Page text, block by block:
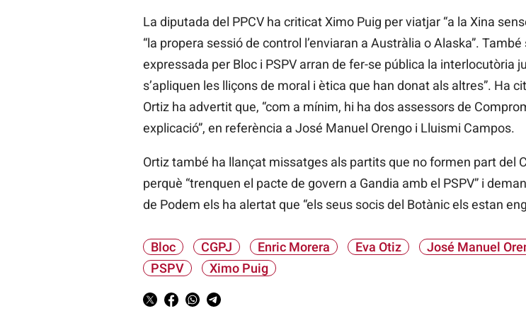
La diputada del PPCV ha criticat Ximo Puig per viatjar “a la Xina
“la propera sessió de control l’enviaran a Austràlia o Alaska”.
expressada per Bloc i PSPV arran de fer-se pública la interlocutòria
s’apliquen les lliçons de moral i ètica que han donat als altres”. Ha
Ortiz ha advertit que, “com a mínim, hi ha dos assessors de
explicació”, en referència a José Manuel Orengo i Lluismi Campos.
Ortiz també ha llançat missatges als partits que no formen part del
perquè “trenquen el pacte de govern a Gandia amb el PSPV” i
de Podem els ha alertat que “els seus socis del Botànic els estan
Bloc CGPJ Enric Morera Eva Otiz José Manuel
PSPV
Ximo Puig